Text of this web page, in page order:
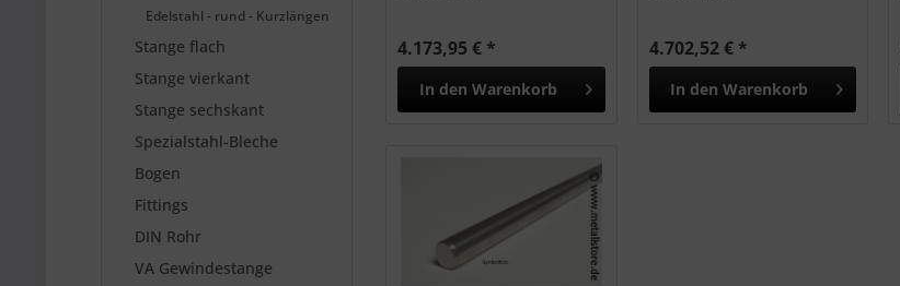
Edelstahl - rund - Kurzlängen
Stange flach
Stange vierkant
Stange sechskant
Spezialstahl-Bleche
Bogen
Fittings
DIN Rohr
VA Gewindestange
4.173,95 € *
In den Warenkorb
4.702,52 € *
In den Warenkorb